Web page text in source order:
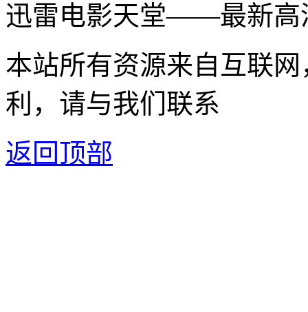
迅雷电影天堂——最新高
本站所有资源来自互联
利，请与我们联系
返回顶部